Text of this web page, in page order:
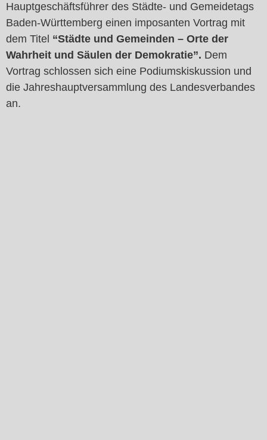
Hauptgeschäftsführer des Städte- und Gemeidetags
Baden-Württemberg einen imposanten Vortrag mit
dem Titel “Städte und Gemeinden – Orte der
Wahrheit und Säulen der Demokratie”. Dem
Vortrag schlossen sich eine Podiumskiskussion und
die Jahreshauptversammlung des Landesverbandes
an.